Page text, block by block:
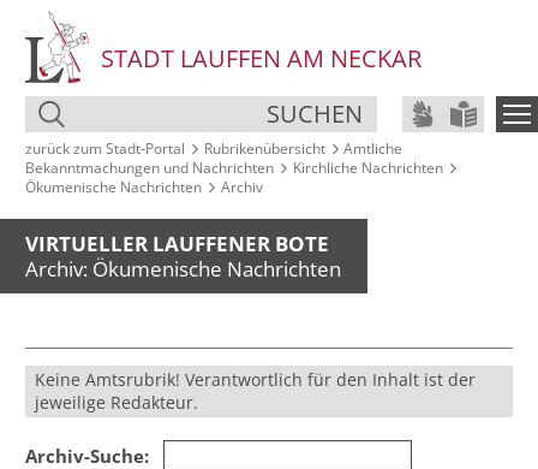
STADT LAUFFEN AM NECKAR
SUCHEN
zurück zum Stadt‑Portal Rubrikenübersicht
Amtliche
Bekanntmachungen und Nachrichten
Kirchliche Nachrichten
Ökumenische Nachrichten
Archiv
VIRTUELLER LAUFFENER BOTE
Archiv: Ökumenische Nachrichten
Keine Amtsrubrik! Verantwortlich für den Inhalt ist der
jeweilige Redakteur.
Archiv-Suche: